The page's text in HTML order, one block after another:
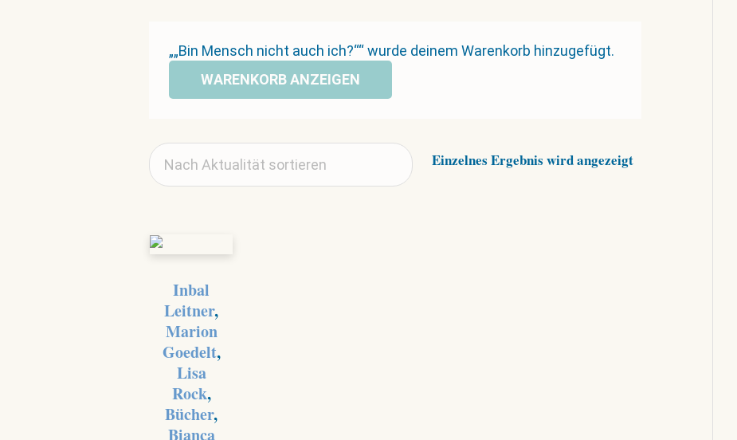
„„Bin Mensch nicht auch ich?““ wurde deinem Warenkorb hinzugefügt.
WARENKORB ANZEIGEN
Einzelnes Ergebnis wird angezeigt
Inbal
Leitner,
Marion
Goedelt,
Lisa
Rock,
Bücher,
Bianca